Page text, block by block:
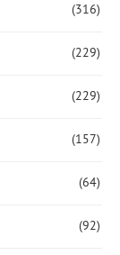
(316)
(229)
(229)
(157)
(64)
(92)